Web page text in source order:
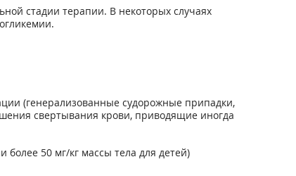
стадии терапии. В некоторых случаях
(генерализованные судорожные припадки,
свертывания крови, приводящие иногда
50 мг/кг массы тела для детей)